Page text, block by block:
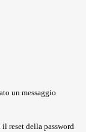
un messaggio
reset della password